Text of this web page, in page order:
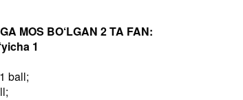
MOS BO‘LGAN 2 TA FAN:
1
ball;